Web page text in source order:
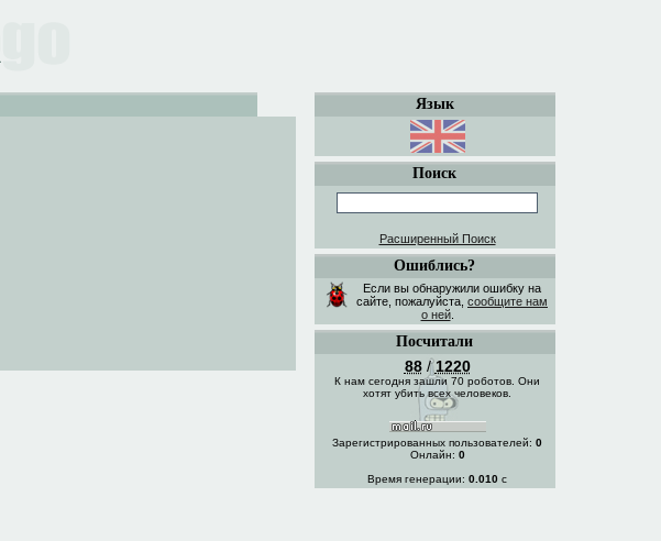
Язык
Поиск
Расширенный Поиск
Ошиблись?
Если вы обнаружили ошибку на
сайте, пожалуйста, сообщите нам
о ней.
Посчитали
88/1220
К нам сегодня зашли 70 роботов. Они
хотят убить всех человеков.
Зарегистрированных пользователей: 0
Онлайн: 0
Время генерации: 0.010 с